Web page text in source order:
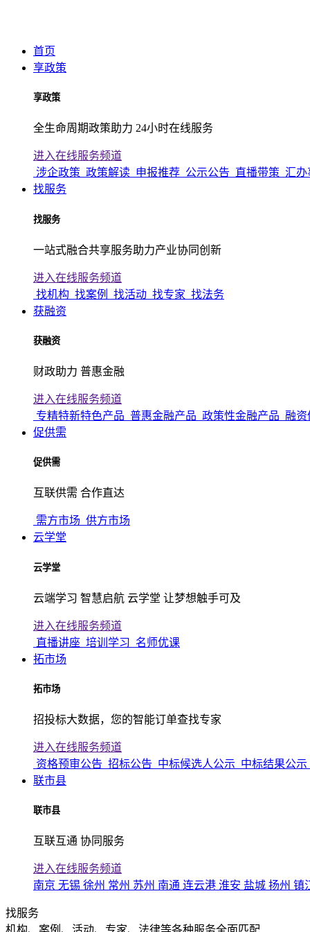
首页
享政策
享政策
全生命周期政策助力 24小时在线服务
进入在线服务频道
涉企政策 政策解读 申报推荐 公示公告 直播带策 汇办
找服务
找服务
一站式融合共享服务助力产业协同创新
进入在线服务频道
找机构 找案例 找活动 找专家 找法务
获融资
获融资
财政助力 普惠金融
进入在线服务频道
专精特新特色产品 普惠金融产品 政策性金融产品 融资
促供需
促供需
互联供需 合作直达
需方市场 供方市场
云学堂
云学堂
云端学习 智慧启航 云学堂 让梦想触手可及
进入在线服务频道
直播讲座 培训学习 名师优课
拓市场
拓市场
招投标大数据，您的智能订单查找专家
进入在线服务频道
资格预审公告 招标公告 中标候选人公示 中标结果公示
联市县
联市县
互联互通 协同服务
进入在线服务频道
南京 无锡 徐州 常州 苏州 南通 连云港 淮安 盐城 扬州 镇
找服务